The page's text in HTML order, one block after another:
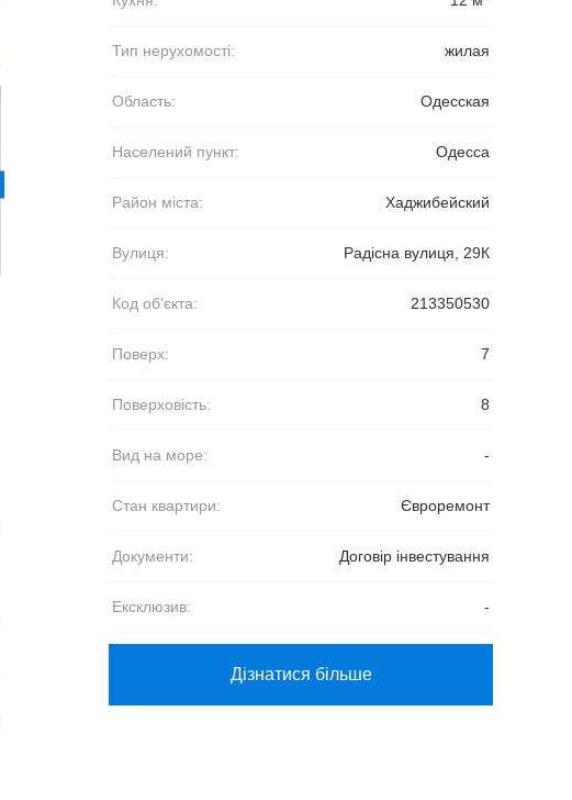
Тип нерухомості: жилая
Область: Одесская
Населений пункт: Одесса
Район міста: Хаджибейский
Вулиця: Радісна вулиця, 29К
Код об'єкта: 213350530
Поверх: 7
Поверховість: 8
Вид на море: -
Стан квартири: Євроремонт
Документи: Договір інвестування
Ексклюзив: -
Дізнатися більше